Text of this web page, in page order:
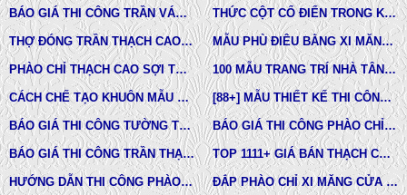
BÁO GIÁ THI CÔNG TRẦN VÁCH THẠCH CAO TRỌN GÓI THỨC CỘT CỔ ĐIỂN TRONG KIẾN TRÚC
THỢ ĐÓNG TRẦN THẠCH CAO GIÁ RẺ Ở TPHCM MẪU PHÙ ĐIÊU BẰNG XI MĂNG ĐÚC SẴN NHÀ PHỐ BIỆT THỰ LÂU ĐÀI TOÀN QUỐC
PHÀO CHỈ THẠCH CAO SỢI THỦY TINH 100 MẪU TRANG TRÍ NHÀ TÂN CỔ ĐIỂN
CÁCH CHẾ TẠO KHUÔN MẪU COMPOSITE ĐÚC BÊ TÔNG -XI MĂNG-THẠCH CAO CÁC LOẠI [88+] MẪU THIẾT KẾ THI CÔNG TRẦN THẠCH CAO TÂN CỔ ĐIỂN MỚI NHẤT
BÁO GIÁ THI CÔNG TƯỜNG THẠCH CAO, VÁCH THẠCH CAO TƯỜNG NHÀ MỚI NHẤT BÁO GIÁ THI CÔNG PHÀO CHỈ PU TÂN CỔ ĐIỂN TẠI TPHCM
BÁO GIÁ THI CÔNG TRẦN THẠCH CAO TRỌN GÓI MỚI NHẤT TOP 1111+ GIÁ BÁN THẠCH CAO PHÀO CHỈ, PHÙ ĐIÊU, ĐẦU CỘT TÂN CỔ ĐIỂN
HƯỚNG DẪN THI CÔNG PHÀO CHỈ PU, PHÀO CHỈ THẠCH CAO, PHÀO CHỈ XI MĂNG. ĐẮP PHÀO CHỈ XI MĂNG CỬA SỔ, CỬA ĐI NHÀ PHỐ, BIỆT THỰ, LÂU ĐÀI TÂN CỔ ĐIỂN